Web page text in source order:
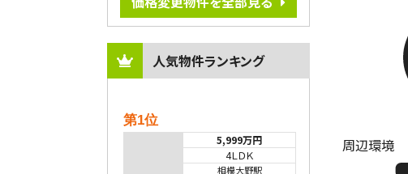
人気物件ランキング
第1位
5,999万円
4ＬＤＫ
相模大野駅
周辺環境